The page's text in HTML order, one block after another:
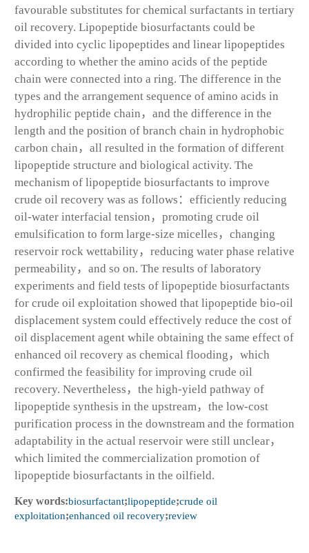
favourable substitutes for chemical surfactants in tertiary
oil recovery. Lipopeptide biosurfactants could be
divided into cyclic lipopeptides and linear lipopeptides
according to whether the amino acids of the peptide
chain were connected into a ring. The difference in the
types and the arrangement sequence of amino acids in
hydrophilic peptide chain，and the difference in the
length and the position of branch chain in hydrophobic
carbon chain，all resulted in the formation of different
lipopeptide structure and biological activity. The
mechanism of lipopeptide biosurfactants to improve
crude oil recovery was as follows：efficiently reducing
oil-water interfacial tension，promoting crude oil
emulsification to form large-size micelles，changing
reservoir rock wettability，reducing water phase relative
permeability，and so on. The results of laboratory
experiments and field tests of lipopeptide biosurfactants
for crude oil exploitation showed that lipopeptide bio-oil
displacement system could effectively reduce the cost of
oil displacement agent while obtaining the same effect of
enhanced oil recovery as chemical flooding，which
confirmed the feasibility for improving crude oil
recovery. Nevertheless，the high-yield pathway of
lipopeptide synthesis in the upstream，the low-cost
purification process in the downstream and the formation
adaptability in the actual reservoir were still unclear，
which limited the commercialization promotion of
lipopeptide biosurfactants in the oilfield.
Key words:biosurfactant;lipopeptide;crude oil
exploitation;enhanced oil recovery;review